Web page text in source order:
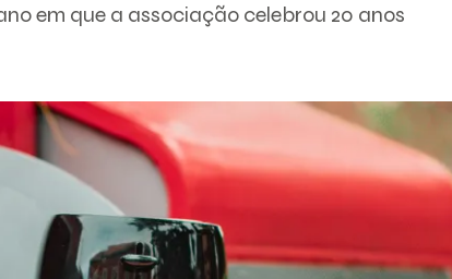
em que a associação celebrou 20 anos